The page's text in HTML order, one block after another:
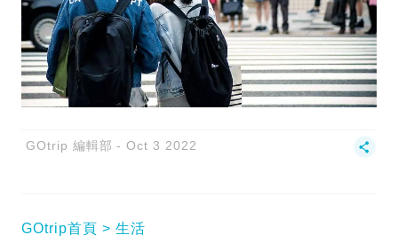
GOtrip 編輯部 Oct 3 2022
GOtrip首頁 生活